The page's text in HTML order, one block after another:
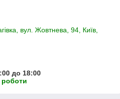
вул. Жовтнева, 94, Київ,
до 18:00
роботи